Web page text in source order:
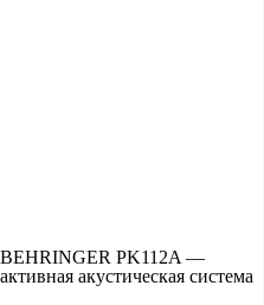
BEHRINGER PK112A —
активная акустическая система